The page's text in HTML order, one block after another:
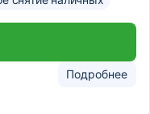
Подробнее